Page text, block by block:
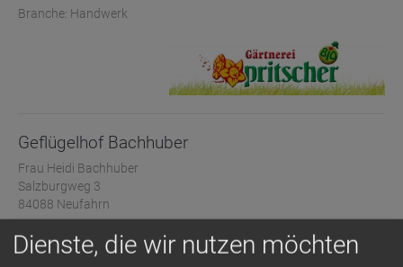
Branche: Handwerk
Geflügelhof Bachhuber
Frau Heidi Bachhuber
Salzburgweg 3
84088 Neufahrn
08773 / 279
08773 / 7277
Dienste, die wir nutzen möchten